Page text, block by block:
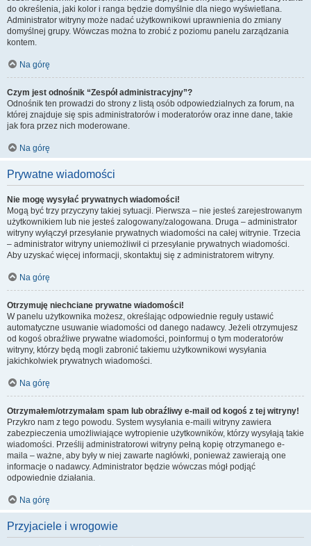
do określenia, jaki kolor i ranga będzie domyślnie dla niego wyświetlana.
Administrator witryny może nadać użytkownikowi uprawnienia do zmiany
domyślnej grupy. Wówczas można to zrobić z poziomu panelu zarządzania
kontem.
Na górę
Czym jest odnośnik “Zespół administracyjny”?
Odnośnik ten prowadzi do strony z listą osób odpowiedzialnych za forum, na
której znajduje się spis administratorów i moderatorów oraz inne dane, takie
jak fora przez nich moderowane.
Na górę
Prywatne wiadomości
Nie mogę wysyłać prywatnych wiadomości!
Mogą być trzy przyczyny takiej sytuacji. Pierwsza – nie jesteś zarejestrowanym
użytkownikiem lub nie jesteś zalogowany/zalogowana. Druga – administrator
witryny wyłączył przesyłanie prywatnych wiadomości na całej witrynie. Trzecia
– administrator witryny uniemożliwił ci przesyłanie prywatnych wiadomości.
Aby uzyskać więcej informacji, skontaktuj się z administratorem witryny.
Na górę
Otrzymuję niechciane prywatne wiadomości!
W panelu użytkownika możesz, określając odpowiednie reguły ustawić
automatyczne usuwanie wiadomości od danego nadawcy. Jeżeli otrzymujesz
od kogoś obraźliwe prywatne wiadomości, poinformuj o tym moderatorów
witryny, którzy będą mogli zabronić takiemu użytkownikowi wysyłania
jakichkolwiek prywatnych wiadomości.
Na górę
Otrzymałem/otrzymałam spam lub obraźliwy e-mail od kogoś z tej witryny!
Przykro nam z tego powodu. System wysyłania e-maili witryny zawiera
zabezpieczenia umożliwiające wytropienie użytkowników, którzy wysyłają takie
wiadomości. Prześlij administratorowi witryny pełną kopię otrzymanego e-
maila – ważne, aby były w niej zawarte nagłówki, ponieważ zawierają one
informacje o nadawcy. Administrator będzie wówczas mógł podjąć
odpowiednie działania.
Na górę
Przyjaciele i wrogowie